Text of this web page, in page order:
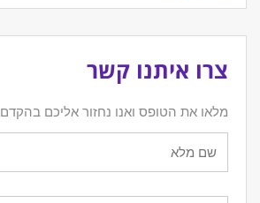
צרו איתנו קשר
מלאו את הטופס ואנו נחזור אליכם בהקדם